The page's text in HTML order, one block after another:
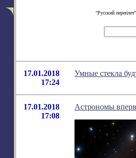
"Русский
17.01.2018
17:24
Умные стекла
17.01.2018
17:08
Астрономы